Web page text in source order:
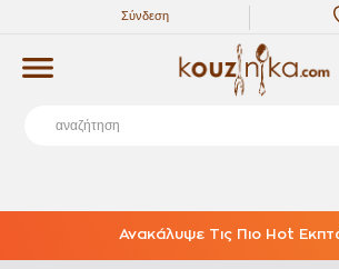
Σύνδεση
Ανακάλυψε Τις Πιο Hot